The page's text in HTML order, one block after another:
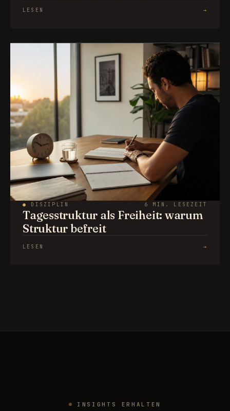
LESEN →
● DISZIPLIN 6 MIN. LESEZEIT
Tagesstruktur als Freiheit: warum
Struktur befreit
LESEN →
INSIGHTS ERHALTEN